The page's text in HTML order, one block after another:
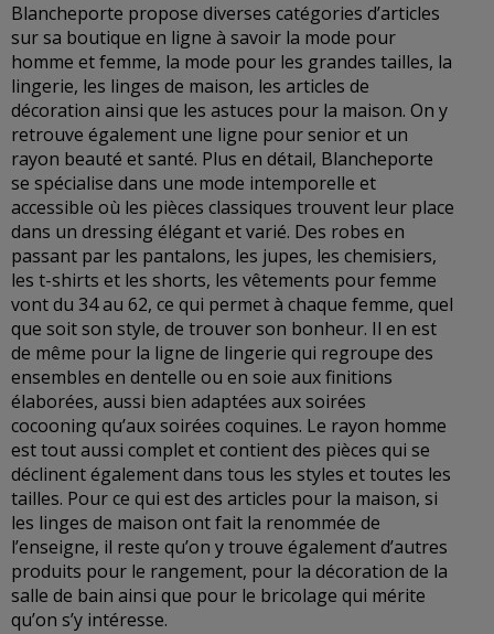
Blancheporte propose diverses catégories d’articles
sur sa boutique en ligne à savoir la mode pour
homme et femme, la mode pour les grandes tailles, la
lingerie, les linges de maison, les articles de
décoration ainsi que les astuces pour la maison. On y
retrouve également une ligne pour senior et un
rayon beauté et santé. Plus en détail, Blancheporte
se spécialise dans une mode intemporelle et
accessible où les pièces classiques trouvent leur place
dans un dressing élégant et varié. Des robes en
passant par les pantalons, les jupes, les chemisiers,
les t-shirts et les shorts, les vêtements pour femme
vont du 34 au 62, ce qui permet à chaque femme, quel
que soit son style, de trouver son bonheur. Il en est
de même pour la ligne de lingerie qui regroupe des
ensembles en dentelle ou en soie aux finitions
élaborées, aussi bien adaptées aux soirées
cocooning qu’aux soirées coquines. Le rayon homme
est tout aussi complet et contient des pièces qui se
déclinent également dans tous les styles et toutes les
tailles. Pour ce qui est des articles pour la maison, si
les linges de maison ont fait la renommée de
l’enseigne, il reste qu’on y trouve également d’autres
produits pour le rangement, pour la décoration de la
salle de bain ainsi que pour le bricolage qui mérite
qu’on s’y intéresse.